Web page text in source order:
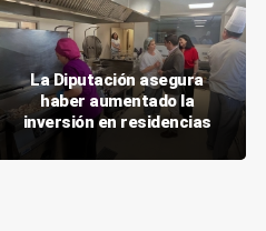
La Diputación asegura
haber aumentado la
inversión en residencias